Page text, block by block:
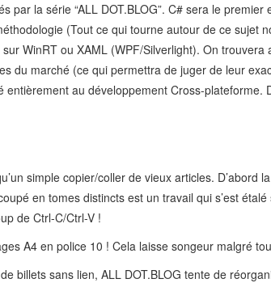
par la série “ALL DOT.BLOG”. C# sera le premier
(Tout ce qui tourne autour de ce sujet
WinRT ou XAML (WPF/Silverlight). On trouvera
du marché (ce qui permettra de juger de leur
au développement Cross-plateforme.
simple copier/coller de vieux articles. D’abord
en tomes distincts est un travail qui s’est
de Ctrl-C/Ctrl-V !
A4 en police 10 ! Cela laisse songeur malgré
billets sans lien, ALL DOT.BLOG tente de